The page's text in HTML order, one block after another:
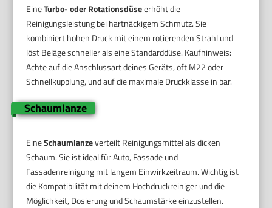
EineTurbo- oder Rotationsdüseerhöht die
Reinigungsleistung bei hartnäckigem Schmutz. Sie
kombiniert hohen Druck mit einem rotierenden Strahl und
löst Beläge schneller als eine Standarddüse. Kaufhinweis:
Achte auf die Anschlussart deines Geräts, oft M22 oder
Schnellkupplung, und auf die maximale Druckklasse in bar.
Schaumlanze
EineSchaumlanzeverteilt Reinigungsmittel als dicken
Schaum. Sie ist ideal für Auto, Fassade und
Fassadenreinigung mit langem Einwirkzeitraum. Wichtig ist
die Kompatibilität mit deinem Hochdruckreiniger und die
Möglichkeit, Dosierung und Schaumstärke einzustellen.